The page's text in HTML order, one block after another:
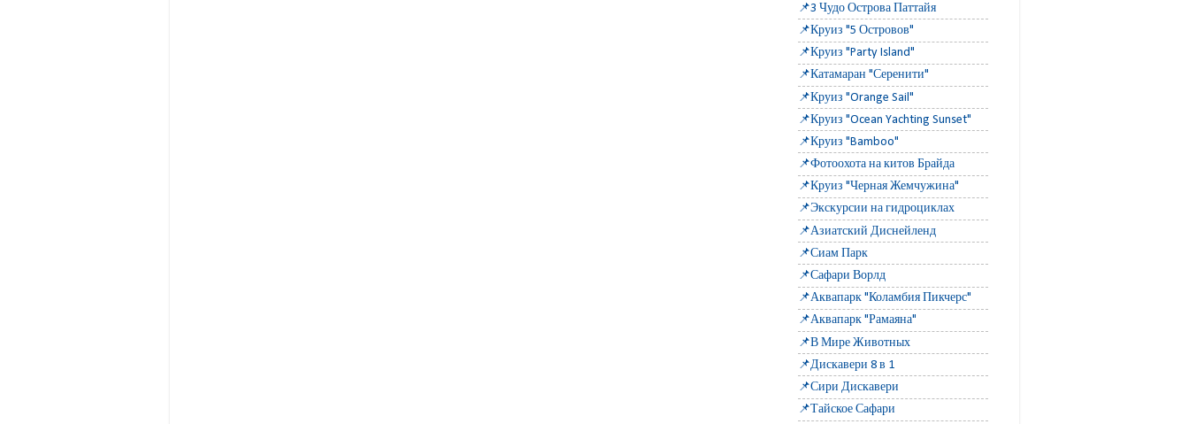
📌3 Чудо Острова Паттайя
📌Круиз "5 Островов"
📌Круиз "Party Island"
📌Катамаран "Серенити"
📌Круиз "Orange Sail"
📌Круиз "Ocean Yachting Sunset"
📌Круиз "Bamboo"
📌Фотоохота на китов Брайда
📌Круиз "Черная Жемчужина"
📌Экскурсии на гидроциклах
📌Азиатский Диснейленд
📌Сиам Парк
📌Сафари Ворлд
📌Аквапарк "Коламбия Пикчерс"
📌Аквапарк "Рамаяна"
📌В Мире Животных
📌Дискавери 8 в 1
📌Сири Дискавери
📌Тайское Сафари